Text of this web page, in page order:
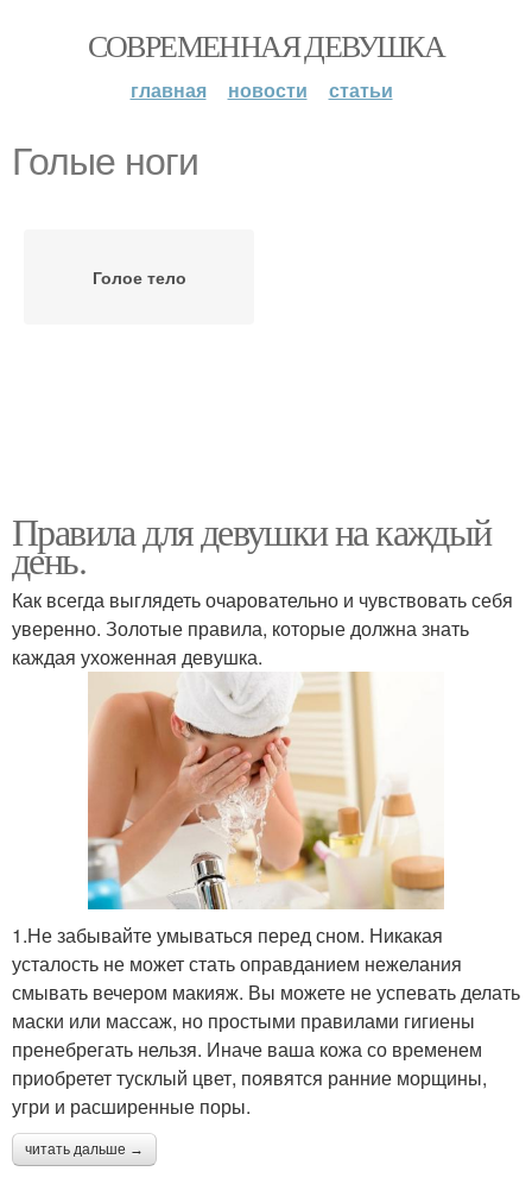
СОВРЕМЕННАЯ ДЕВУШКА
главная новости статьи
Голые ноги
Голое тело
Правила для девушки на каждый
день.
Как всегда выглядеть очаровательно и чувствовать себя
уверенно. Золотые правила, которые должна знать
каждая ухоженная девушка.
1.Не забывайте умываться перед сном. Никакая
усталость не может стать оправданием нежелания
смывать вечером макияж. Вы можете не успевать делать
маски или массаж, но простыми правилами гигиены
пренебрегать нельзя. Иначе ваша кожа со временем
приобретет тусклый цвет, появятся ранние морщины,
угри и расширенные поры.
читать дальше →